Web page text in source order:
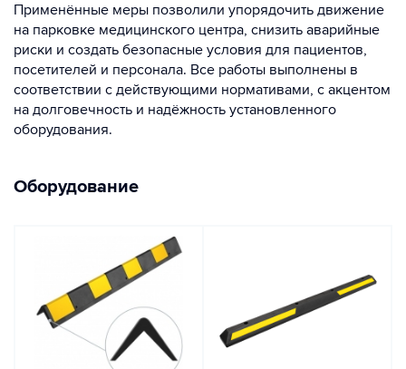
Применённые меры позволили упорядочить движение
на парковке медицинского центра, снизить аварийные
риски и создать безопасные условия для пациентов,
посетителей и персонала. Все работы выполнены в
соответствии с действующими нормативами, с акцентом
на долговечность и надёжность установленного
оборудования.
Оборудование